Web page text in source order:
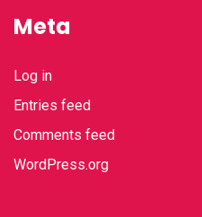
Meta
Log in
Entries feed
Comments feed
WordPress.org